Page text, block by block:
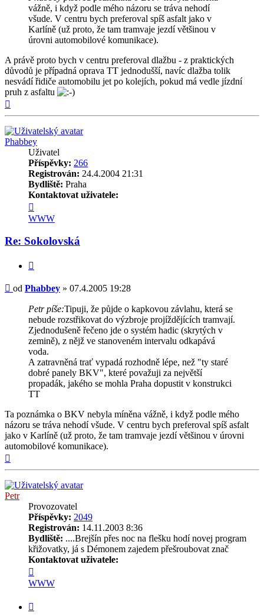
vážně, i když podle mého názoru se tráva nehodí
všude. V centru bych preferoval spíš asfalt jako v
Karlíně (už proto, že tam tramvaje jezdí většinou v
úrovni automobilové komunikace).
A právě proto bych v centru preferoval dlažbu - z praktických
důvodů je případná oprava TT jednodušší, navíc dlažba tolik
nesvádí řidiče automobilu jet po kolejích, pokud má vedle jízdní
pruh z asfaltu
Phabbey
Uživatel
Příspěvky: 266
Registrován: 24.4.2004 21:31
Bydliště: Praha
Kontaktovat uživatele:
uživatele
Phabbey
WWW
Re: Sokolovská
Příspěvek
od Phabbey » 07.4.2005 19:28
Petr píše:Tipuji, že půjde o kapkovou závlahu, která se
nebude rozstřikovat do výzbroje projíždějících tramvají.
Zjednodušeně řečeno jde o systém hadic (skrytých v
zemině), z nějž ve stanoveném intervalu odkapává
voda.
A zatravněná trať vypadá rozhodně lépe, než "ty staré
dobré panely BKV", které považuji za největší
propadák, jakého se mohla Praha dopustit v konstrukci
TT
Ta poznámka o BKV nebyla míněna vážně, i když podle mého
názoru se tráva nehodí všude. V centru bych preferoval spíš asfalt
jako v Karlíně (už proto, že tam tramvaje jezdí většinou v úrovni
automobilové komunikace).
Petr
Provozovatel
Příspěvky: 2049
Registrován: 14.11.2003 8:36
Bydliště: ....Brejšín přes noc na flešku hodí novej program
křižovatky, já s Démonem zajedem přešroubovat znač
Kontaktovat uživatele:
uživatele
Petr
WWW